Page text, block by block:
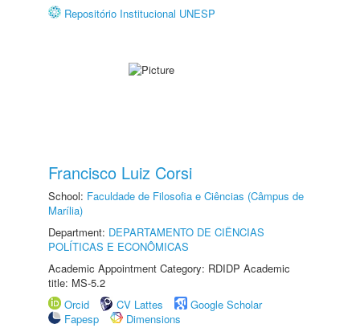
Repositório Institucional UNESP
Francisco Luiz Corsi
School: Faculdade de Filosofia e Ciências (Câmpus de
Marília)
Department: DEPARTAMENTO DE CIÊNCIAS
POLÍTICAS E ECONÔMICAS
Academic Appointment Category: RDIDP Academic
title: MS-5.2
Orcid
CV Lattes
Google Scholar
Fapesp
Dimensions